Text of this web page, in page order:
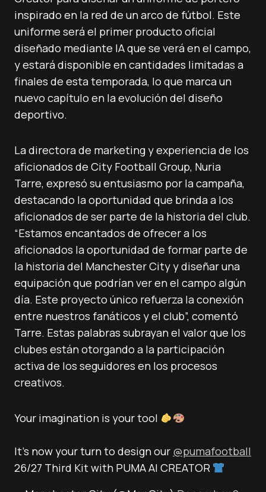
inspirado en la red de un arco de fútbol. Este
uniforme será el primer producto oficial
diseñado mediante IA que se verá en el campo,
y estará disponible en cantidades limitadas a
finales de esta temporada, lo que marca un
nuevo capítulo en la evolución del diseño
deportivo.
La directora de marketing y experiencia de los
aficionados de City Football Group, Nuria
Tarre, expresó su entusiasmo por la campaña,
destacando la oportunidad que brinda a los
aficionados de ser parte de la historia del club.
“Estamos encantados de ofrecer a los
aficionados la oportunidad de formar parte de
la historia del Manchester City y diseñar una
equipación que podrían ver en el campo algún
día. Este proyecto único refuerza la conexión
entre nuestros fanáticos y el club”, comentó
Tarre. Estas palabras subrayan el valor que los
clubes están otorgando a la participación
activa de los seguidores en los procesos
creativos.
Your imagination is your tool
It’s now your turn to design our @pumafootball
26/27 Third Kit with PUMA AI CREATOR